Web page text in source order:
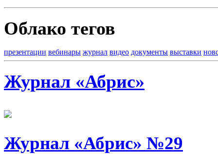
Облако тегов
презентации вебинары журнал видео документы выставки
Журнал «Абрис»
Журнал «Абрис» №29